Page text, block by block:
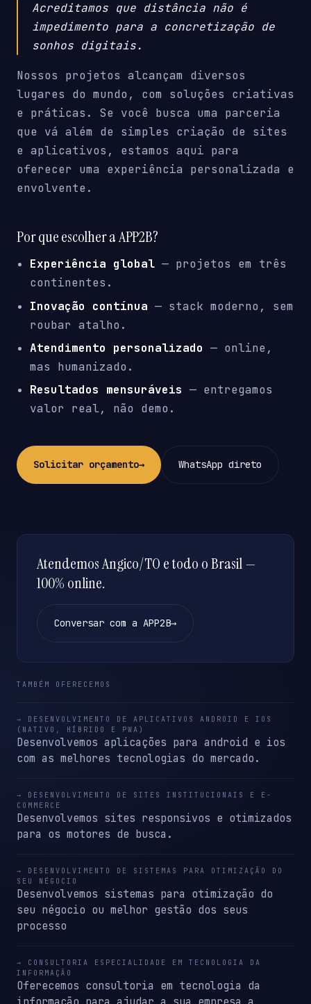
Acreditamos que distância não é
impedimento para a concretização de
sonhos digitais.
Nossos projetos alcançam diversos
lugares do mundo, com soluções criativas
e práticas. Se você busca uma parceria
que vá além de simples criação de sites
e aplicativos, estamos aqui para
oferecer uma experiência personalizada e
envolvente.
Por que escolher a APP2B?
Experiência global — projetos em três
continentes.
Inovação contínua — stack moderno, sem
roubar atalho.
Atendimento personalizado — online,
mas humanizado.
Resultados mensuráveis — entregamos
valor real, não demo.
Solicitar orçamento→ WhatsApp direto
Atendemos Angico/TO e todo o Brasil —
100% online.
Conversar com a APP2B→
TAMBÉM OFERECEMOS
→ DESENVOLVIMENTO DE APLICATIVOS ANDROID E IOS
(NATIVO, HÍBRIDO E PWA)
Desenvolvemos aplicações para android e ios
com as melhores tecnologias do mercado.
→ DESENVOLVIMENTO DE SITES INSTITUCIONAIS E E-
COMMERCE
Desenvolvemos sites responsivos e otimizados
para os motores de busca.
→ DESENVOLVIMENTO DE SISTEMAS PARA OTIMIZAÇÃO DO
SEU NÉGOCIO
Desenvolvemos sistemas para otimização do
seu négocio ou melhor gestão dos seus
processo
→ CONSULTORIA ESPECIALIDADE EM TECNOLOGIA DA
INFORMAÇÃO
Oferecemos consultoria em tecnologia da